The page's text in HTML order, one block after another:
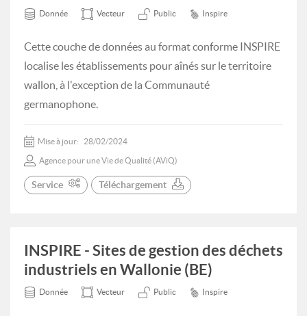
Donnée Vecteur Public Inspire
Cette couche de données au format conforme INSPIRE
localise les établissements pour aînés sur le territoire
wallon, à l'exception de la Communauté
germanophone.
Mise à jour: 28/02/2024
Agence pour une Vie de Qualité (AViQ)
Service Téléchargement
INSPIRE - Sites de gestion des déchets
industriels en Wallonie (BE)
Donnée Vecteur Public Inspire